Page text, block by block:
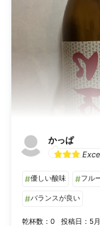
かっぱ
#優しい酸味 #フル
#バランスが良い
乾杯数：0 投稿日：5